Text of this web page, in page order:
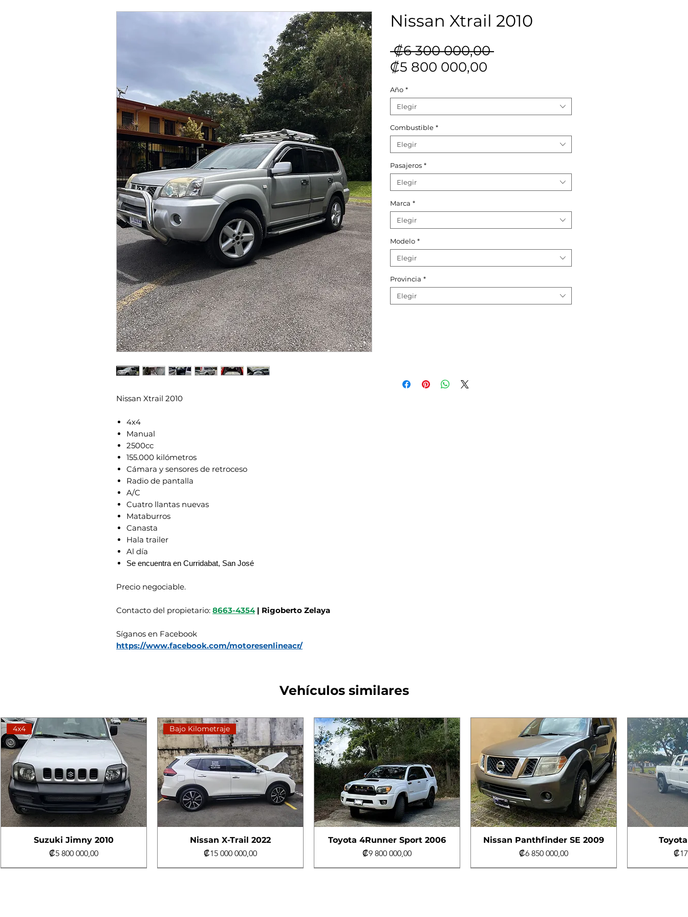
Nissan Xtrail 2010
4x4
Manual
2500cc
155.000 kilómetros
Cámara y sensores de retroceso
Radio de pantalla
A/C
Cuatro llantas nuevas
Mataburros
Canasta
Hala trailer
Al día
Se encuentra en Curridabat, San José
Precio negociable.
Contacto del propietario: 8663-4354 | Rigoberto Zelaya
Síganos en Facebook
https://www.facebook.com/motoresenlineacr/
Nissan Xtrail 2010
₡6 300 000,00 Precio
₡5 800 000,00
oferta
Año *
Elegir
Combustible *
Elegir
Pasajeros *
Elegir
Marca *
Elegir
Modelo *
Elegir
Provincia *
Elegir
Vehículos similares
4x4
Suzuki Jimny 2010
Precio
₡5 800 000,00
Bajo Kilometraje
Nissan X-Trail 2022
Precio
₡15 000 000,00
Toyota 4Runner Sport 2006
Precio
₡9 800 000,00
Nissan Panthfinder SE 2009
Precio
₡6 850 000,00